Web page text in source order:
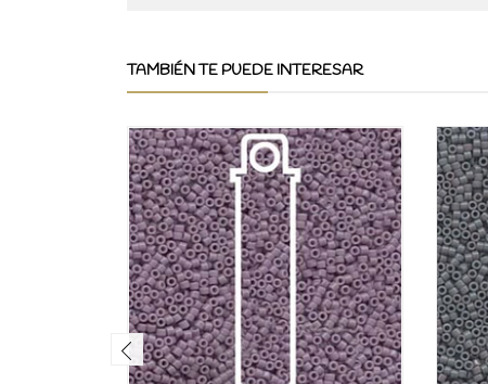
TAMBIÉN TE PUEDE INTERESAR